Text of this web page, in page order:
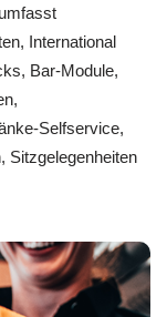
International
Bar-Module,
Selfservice,
Sitzgelegenheiten